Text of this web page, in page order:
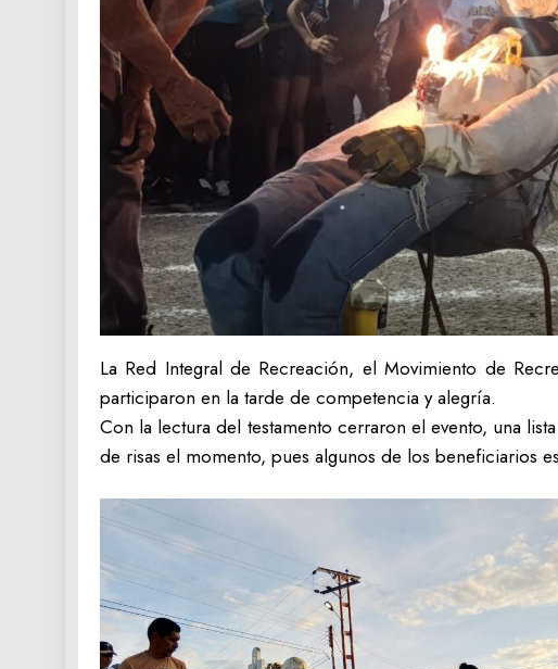
La Red Integral de Recreación, el Movimiento de
participaron en la tarde de competencia y alegría.
Con la lectura del testamento cerraron el evento, una
de risas el momento, pues algunos de los beneficiarios